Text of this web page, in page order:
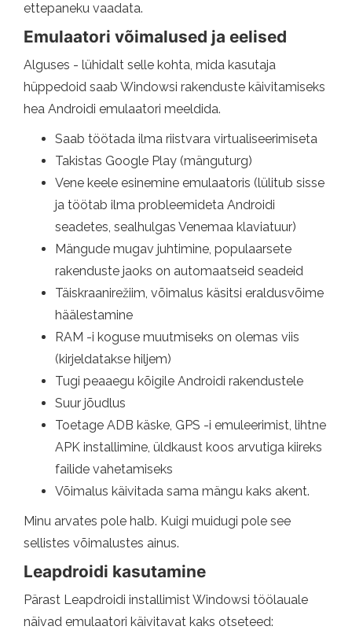
ettepaneku vaadata.
Emulaatori võimalused ja eelised
Alguses - lühidalt selle kohta, mida kasutaja
hüppedoid saab Windowsi rakenduste käivitamiseks
hea Androidi emulaatori meeldida.
Saab töötada ilma riistvara virtualiseerimiseta
Takistas Google Play (mänguturg)
Vene keele esinemine emulaatoris (lülitub sisse
ja töötab ilma probleemideta Androidi
seadetes, sealhulgas Venemaa klaviatuur)
Mängude mugav juhtimine, populaarsete
rakenduste jaoks on automaatseid seadeid
Täiskraanirežiim, võimalus käsitsi eraldusvõime
häälestamine
RAM -i koguse muutmiseks on olemas viis
(kirjeldatakse hiljem)
Tugi peaaegu kõigile Androidi rakendustele
Suur jõudlus
Toetage ADB käske, GPS -i emuleerimist, lihtne
APK installimine, üldkaust koos arvutiga kiireks
failide vahetamiseks
Võimalus käivitada sama mängu kaks akent.
Minu arvates pole halb. Kuigi muidugi pole see
sellistes võimalustes ainus.
Leapdroidi kasutamine
Pärast Leapdroidi installimist Windowsi töölauale
näivad emulaatori käivitavat kaks otseteed: